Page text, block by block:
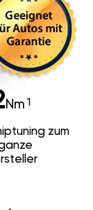
Nm
zum